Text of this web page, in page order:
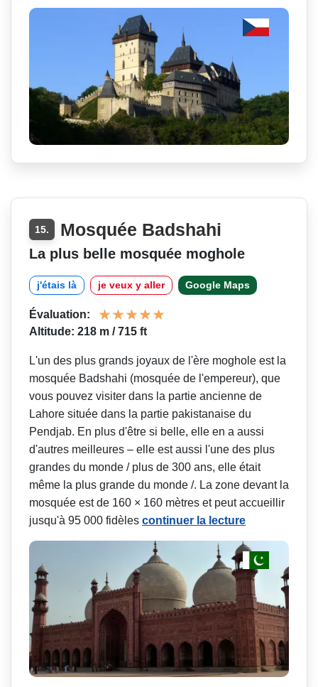
15. Mosquée Badshahi
La plus belle mosquée moghole
j'étais là je veux y aller Google Maps
Évaluation:
Altitude: 218 m / 715 ft
L'un des plus grands joyaux de l'ère moghole est la
mosquée Badshahi (mosquée de l'empereur), que
vous pouvez visiter dans la partie ancienne de
Lahore située dans la partie pakistanaise du
Pendjab. En plus d'être si belle, elle en a aussi
d'autres meilleures – elle est aussi l'une des plus
grandes du monde / plus de 300 ans, elle était
même la plus grande du monde /. La zone devant la
mosquée est de 160 × 160 mètres et peut accueillir
jusqu'à 95 000 fidèles continuer la lecture